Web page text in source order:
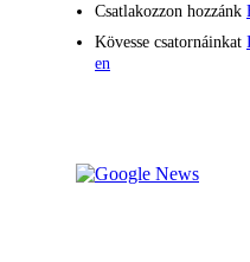
Csatlakozzon hozzánk
Kövesse csatornáinkat
en